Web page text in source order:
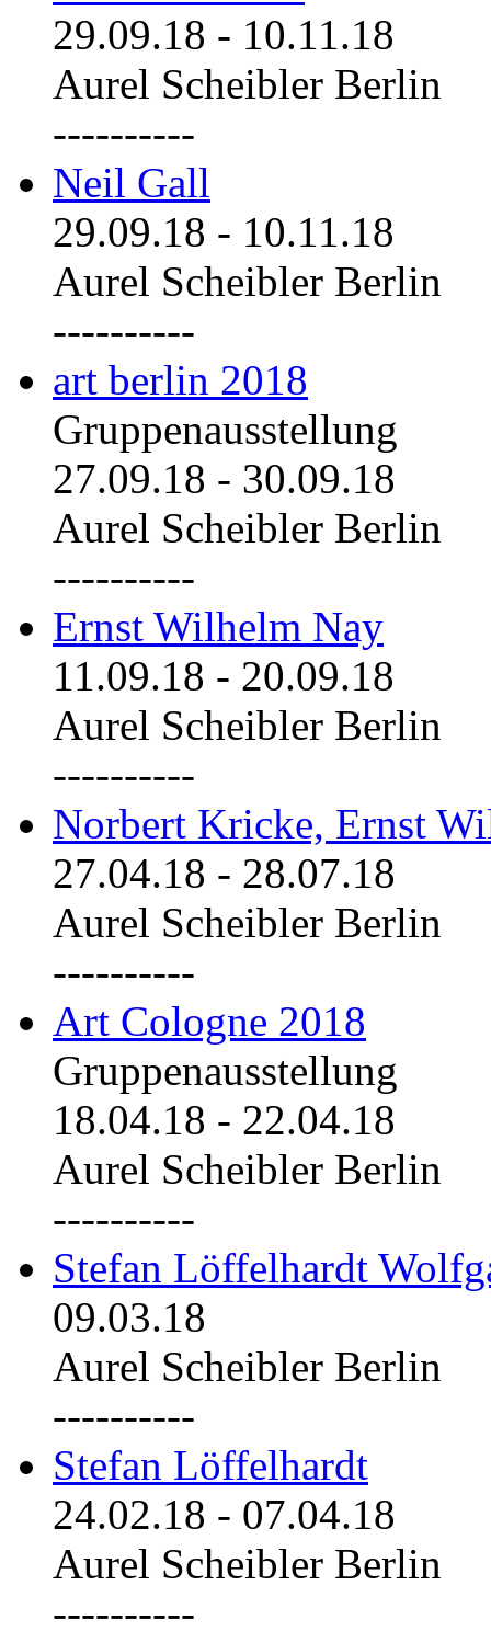
29.09.18 - 10.11.18
Aurel Scheibler Berlin
----------
Neil Gall
29.09.18 - 10.11.18
Aurel Scheibler Berlin
----------
art berlin 2018
Gruppenausstellung
27.09.18 - 30.09.18
Aurel Scheibler Berlin
----------
Ernst Wilhelm Nay
11.09.18 - 20.09.18
Aurel Scheibler Berlin
----------
Norbert Kricke, Ernst
27.04.18 - 28.07.18
Aurel Scheibler Berlin
----------
Art Cologne 2018
Gruppenausstellung
18.04.18 - 22.04.18
Aurel Scheibler Berlin
----------
Stefan Löffelhardt
09.03.18
Aurel Scheibler Berlin
----------
Stefan Löffelhardt
24.02.18 - 07.04.18
Aurel Scheibler Berlin
----------